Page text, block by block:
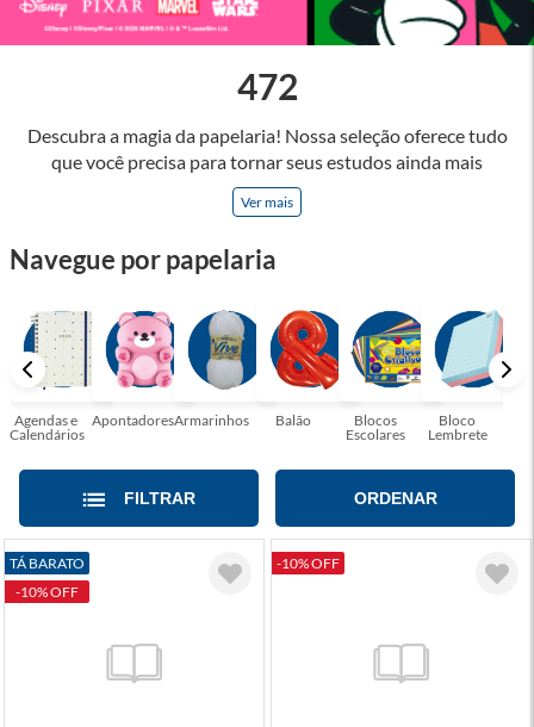
Descubra a magia da papelaria! Nossa seleção oferece tudo
que você precisa para tornar seus estudos ainda mais
inspiradores e produtos que tornarão sua rotina profissional
mais eficiente e agradável. Abrace a arte de escrever,
cores, ideias e possibilidades. Tenha certeza, temos a
encantadora! Seja para estudantes em busca do material
perfeito para suas aulas, profissionais que buscam organizar
seus escritórios, temos tudo que você precisa!
Ver mais
472
Navegue por papelaria
Agendas e
Calendários
ApontadoresArmarinhos Balão
Blocos
Escolares
Bloco
Lembrete
FILTRAR ORDENAR
TÁ BARATO
-10% OFF
-10% OFF